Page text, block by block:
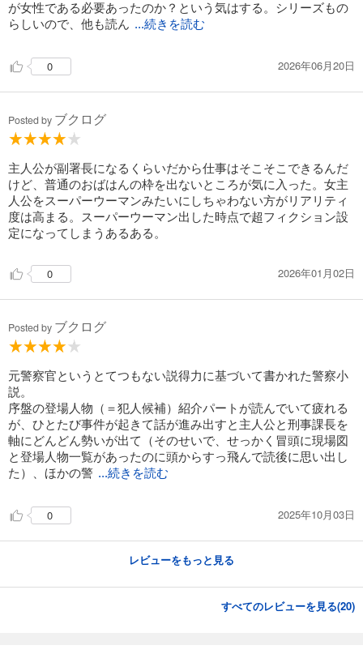
が女性である必要あったのか？という気はする。シリーズもの
らしいので、他も読ん ...続きを読む
0 2026年06月20日
Posted by ブクログ
主人公が副署長になるくらいだから仕事はそこそこできるんだ
けど、普通のおばはんの枠を出ないところが気に入った。女主
人公をスーパーウーマンみたいにしちゃわない方がリアリティ
度は高まる。スーパーウーマン出した時点で超フィクション設
定になってしまうあるある。
0 2026年01月02日
Posted by ブクログ
元警察官というとてつもない説得力に基づいて書かれた警察小
説。
序盤の登場人物（＝犯人候補）紹介パートが読んでいて疲れる
が、ひとたび事件が起きて話が進み出すと主人公と刑事課長を
軸にどんどん勢いが出て（そのせいで、せっかく冒頭に現場図
と登場人物一覧があったのに頭からすっ飛んで読後に思い出し
た）、ほかの警 ...続きを読む
0 2025年10月03日
レビューをもっと見る
すべてのレビューを見る(20)